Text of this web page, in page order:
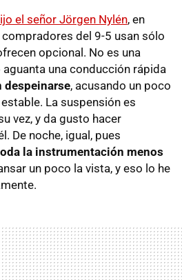
el señor Jörgen Nylén, en
del 9-5 usan sólo
opcional. No es una
una conducción rápida
despeinarse, acusando un poco
La suspensión es
vez, y da gusto hacer
De noche, igual, pues
la instrumentación menos
un poco la vista, y eso lo he